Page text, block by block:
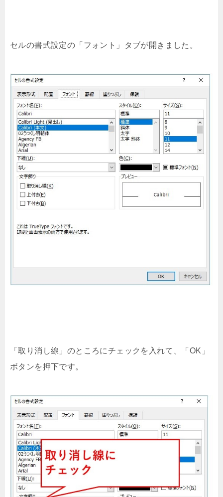
セルの書式設定の「フォント」タブが開きました。
「取り消し線」のところにチェックを入れて、「OK」
ボタンを押下です。